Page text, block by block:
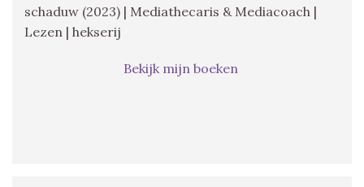
schaduw (2023) | Mediathecaris & Mediacoach |
Lezen | hekserij
Bekijk mijn boeken